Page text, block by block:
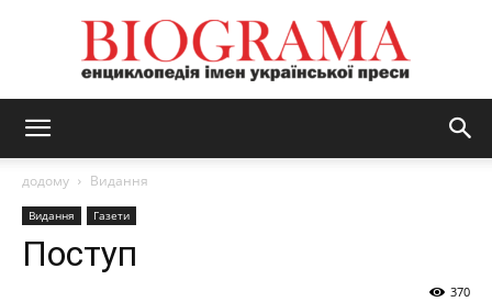
додому Видання
Видання Газети
Поступ
370